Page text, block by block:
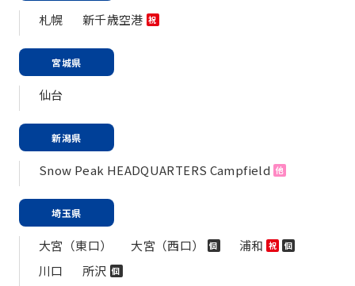
札幌 新千歳空港 祝
宮城県
仙台
新潟県
Snow Peak HEADQUARTERS Campfield 他
埼玉県
大宮（東口） 大宮（西口） 個 浦和 祝 個
川口 所沢 個